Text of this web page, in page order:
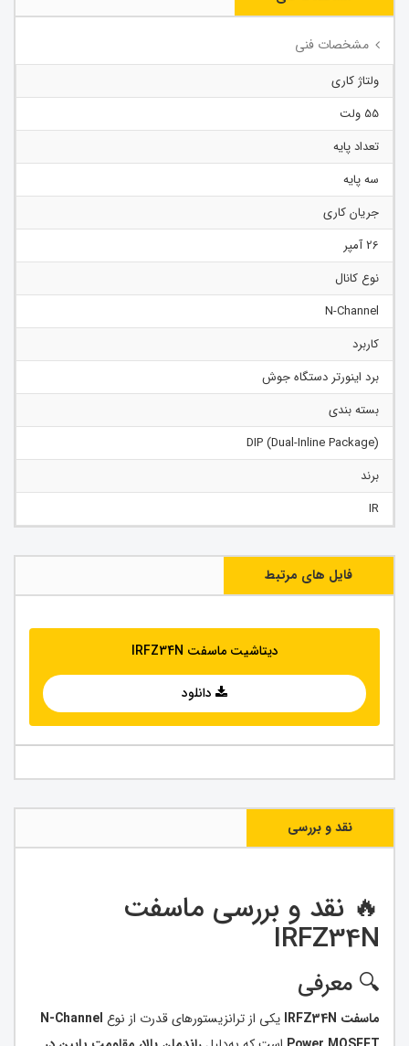
مشخصات فنی
ولتاژ کاری
55 ولت
تعداد پایه
سه پایه
جریان کاری
26 آمپر
نوع کانال
N-Channel
کاربرد
برد اینورتر دستگاه جوش
بسته بندی
(Dual-Inline Package) DIP
برند
IR
فایل های مرتبط
دیتاشیت ماسفت IRFZ34N
دانلود
نقد و بررسی
🔥 نقد و بررسی ماسفت
IRFZ34N
🔍 معرفی
ماسفت IRFZ34N یکی از ترانزیستورهای قدرت از نوع N-Channel